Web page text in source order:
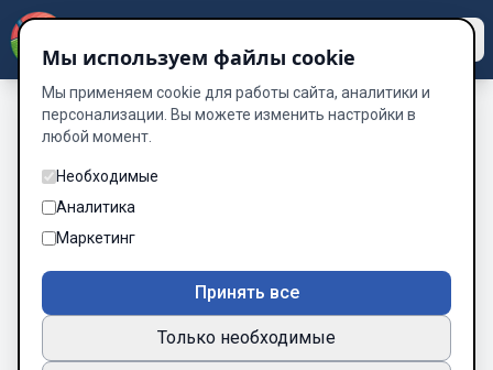
Мы используем файлы cookie
Мы применяем cookie для работы сайта, аналитики и
персонализации. Вы можете изменить настройки в
любой момент.
Необходимые
Аналитика
Маркетинг
Принять все
Только необходимые